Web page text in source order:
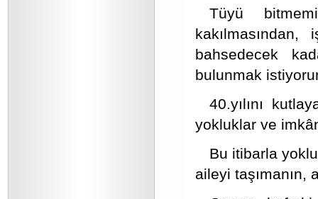
Tüyü
bahsedecek
bulunmak
40.yılını
yokluklar ve
Bu itibarla
aileyi taşımanın,